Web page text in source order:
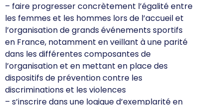
– faire progresser concrètement l’égalité entre
les femmes et les hommes lors de l’accueil et
l’organisation de grands événements sportifs
en France, notamment en veillant à une parité
dans les différentes composantes de
l’organisation et en mettant en place des
dispositifs de prévention contre les
discriminations et les violences
– s’inscrire dans une logique d’exemplarité en